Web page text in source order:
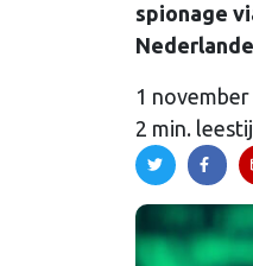
spionage
1
2 min.